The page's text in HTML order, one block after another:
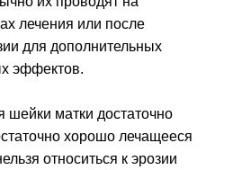
лечения или после
для дополнительных
эффектов.
шейки матки достаточно
хорошо лечащееся
относиться к эрозии